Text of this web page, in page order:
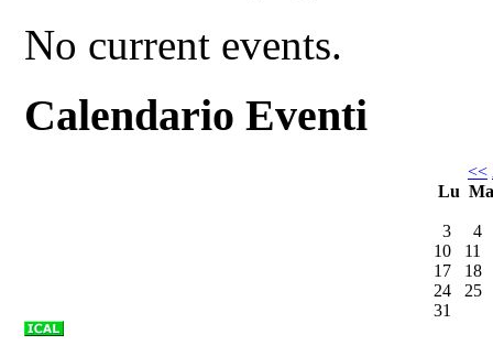
No current events.
Calendario Eventi
<<
Lu
3
4
10
11
17
18
24
25
31